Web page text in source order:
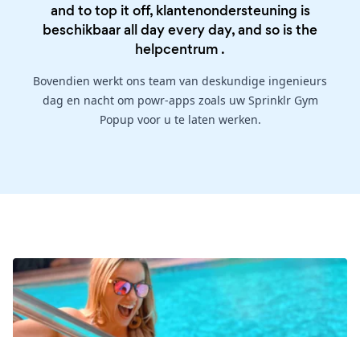
and to top it off, klantenondersteuning is
beschikbaar all day every day, and so is the
helpcentrum .
Bovendien werkt ons team van deskundige ingenieurs
dag en nacht om powr-apps zoals uw Sprinklr Gym
Popup voor u te laten werken.